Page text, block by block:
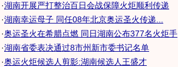
·湖南开展严打整治百日会战保障火炬顺利传递
·湖南幸运母子 同任08年北京奥运圣火传递...
·奥运圣火在希腊点燃 同日湖南公布377名火炬手
·湖南省委表决通过8市州新市委书记名单
·奥运火炬候选人剪影:湖南候选人王盛才